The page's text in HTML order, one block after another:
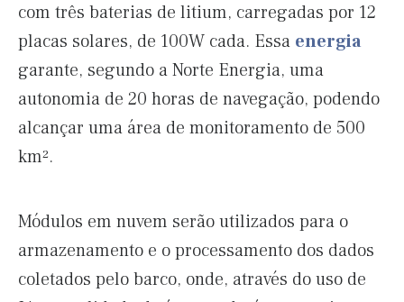
com três baterias de litium, carregadas por 12
placas solares, de 100W cada. Essa energia
garante, segundo a Norte Energia, uma
autonomia de 20 horas de navegação, podendo
alcançar uma área de monitoramento de 500
km².
Módulos em nuvem serão utilizados para o
armazenamento e o processamento dos dados
coletados pelo barco, onde, através do uso de